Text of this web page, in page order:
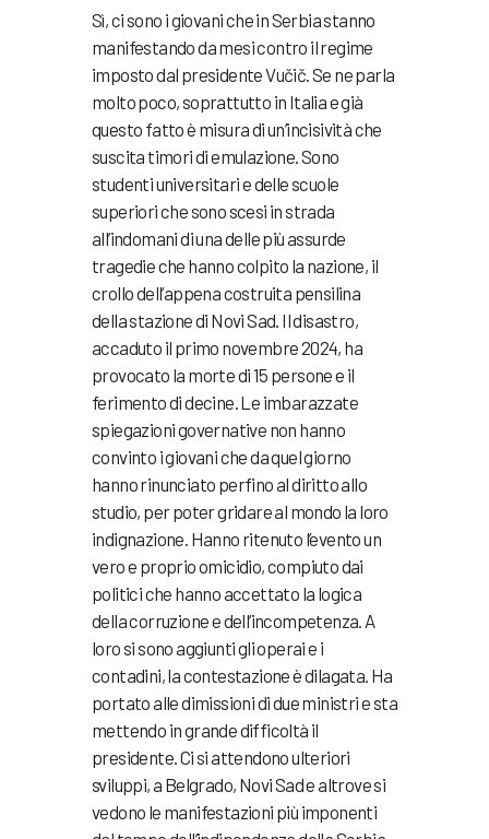
Sì, ci sono i giovani che in Serbia stanno
manifestando da mesi contro il regime
imposto dal presidente Vučič. Se ne parla
molto poco, soprattutto in Italia e già
questo fatto è misura di un’incisività che
suscita timori di emulazione. Sono
studenti universitari e delle scuole
superiori che sono scesi in strada
all’indomani di una delle più assurde
tragedie che hanno colpito la nazione, il
crollo dell’appena costruita pensilina
della stazione di Novi Sad. Il disastro,
accaduto il primo novembre 2024, ha
provocato la morte di 15 persone e il
ferimento di decine. Le imbarazzate
spiegazioni governative non hanno
convinto i giovani che da quel giorno
hanno rinunciato perfino al diritto allo
studio, per poter gridare al mondo la loro
indignazione. Hanno ritenuto l’evento un
vero e proprio omicidio, compiuto dai
politici che hanno accettato la logica
della corruzione e dell’incompetenza. A
loro si sono aggiunti gli operai e i
contadini, la contestazione è dilagata. Ha
portato alle dimissioni di due ministri e sta
mettendo in grande difficoltà il
presidente. Ci si attendono ulteriori
sviluppi, a Belgrado, Novi Sad e altrove si
vedono le manifestazioni più imponenti